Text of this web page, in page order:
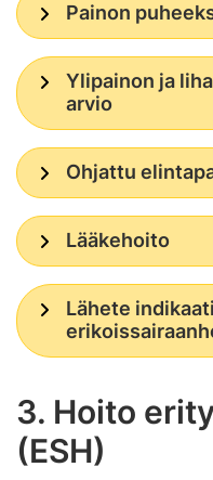
Painon
Ylipainon ja
arvio
Ohjattu
Lääkehoito
Lähete
3. Hoito
(ESH)